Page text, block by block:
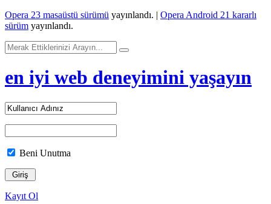
Opera 23 masaüstü sürümü yayınlandı. | Opera Android 21 kararlı
sürüm yayınlandı.
en iyi web deneyimini yaşayın
Beni Unutma
Kayıt Ol